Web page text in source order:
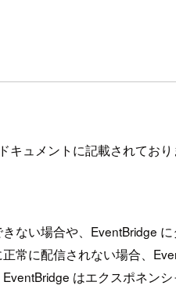
ュメントに記載されており
ない場合や、EventBridge
常に配信されない場合、
はエクスポネン